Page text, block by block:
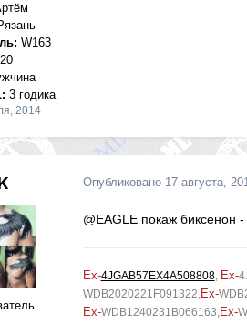
W163
3 годика
2014
Опубликовано 17 августа,
@EAGLEпокаж биксенон -
Ex-4JGAB57EX4A508808, Ex-
WDB2020221F091322,Ex-
Ex-WDB1240231B066163,Ex-